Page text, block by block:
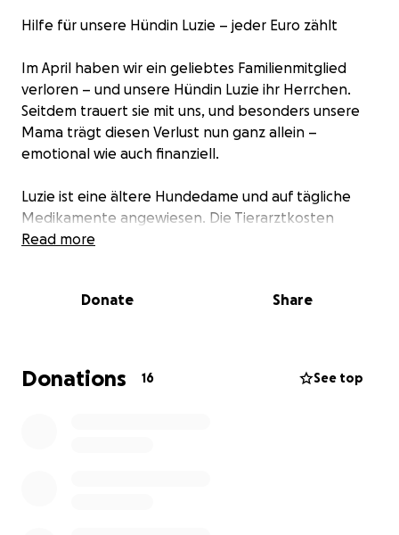
Hilfe für unsere Hündin Luzie – jeder Euro zählt
Im April haben wir ein geliebtes Familienmitglied
verloren – und unsere Hündin Luzie ihr Herrchen.
Seitdem trauert sie mit uns, und besonders unsere
Mama trägt diesen Verlust nun ganz allein –
emotional wie auch finanziell.
Luzie ist eine ältere Hundedame und auf tägliche
Medikamente angewiesen. Die Tierarztkosten
steigen, und unsere Mama steht nach dem Verlust
Wir möchten Luzie noch eine schöne, schmerzfreie
Versorgung zu sichern.
Read more
Donate Share
Donations 16 See top